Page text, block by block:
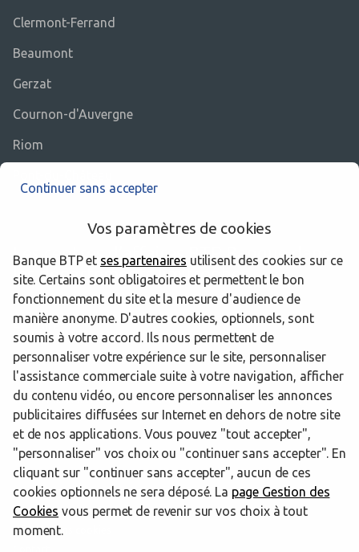
Clermont-Ferrand
Beaumont
Gerzat
Cournon-d'Auvergne
Riom
Les centres d’affaires BTP Banque dans
les départements limitrophes
42 Loire
Trouver un centre d’affaires BTP Banque
Puy-de-Dôme
Chamalières
Powered by
www.btp-banque.fr
Informations cookies
Continuer sans accepter
Vos paramètres de cookies
Banque BTP et ses partenaires utilisent des cookies sur ce
site. Certains sont obligatoires et permettent le bon
fonctionnement du site et la mesure d'audience de
manière anonyme. D'autres cookies, optionnels, sont
soumis à votre accord. Ils nous permettent de
personnaliser votre expérience sur le site, personnaliser
l'assistance commerciale suite à votre navigation, afficher
du contenu vidéo, ou encore personnaliser les annonces
publicitaires diffusées sur Internet en dehors de notre site
et de nos applications. Vous pouvez "tout accepter",
"personnaliser" vos choix ou "continuer sans accepter". En
cliquant sur "continuer sans accepter", aucun de ces
cookies optionnels ne sera déposé. La page Gestion des
Cookies vous permet de revenir sur vos choix à tout
moment.